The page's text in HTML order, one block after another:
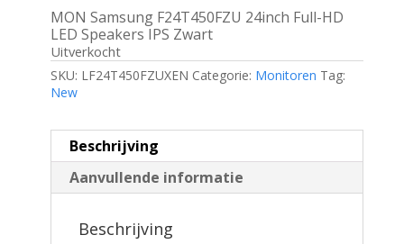
MON Samsung F24T450FZU 24inch Full-HD
LED Speakers IPS Zwart
Uitverkocht
SKU: LF24T450FZUXEN Categorie: Monitoren Tag:
New
Beschrijving
Aanvullende informatie
Beschrijving